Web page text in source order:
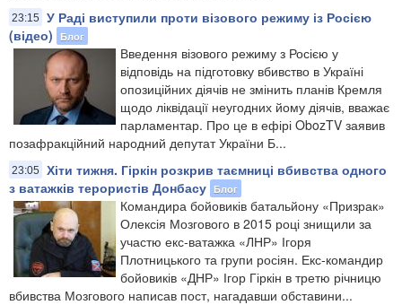
23:15
У Раді виступили проти візового режиму із Росією
(відео)
Блог
Введення візового режиму з Росією у
відповідь на підготовку вбивство в Україні
опозиційних діячів не змінить планів Кремля
щодо ліквідації неугодних йому діячів, вважає
парламентар. Про це в ефірі ObozTV заявив
позафракційний народний депутат України Б...
23:05
Хіти тижня. Гіркін розкрив таємниці вбивства одного
з ватажків терористів Донбасу Блог
Командира бойовиків батальйону «Призрак»
Олексія Мозгового в 2015 році знищили за
участю екс-ватажка «ЛНР» Ігоря
Плотницького та групи росіян. Екс-командир
бойовиків «ДНР» Ігор Гіркін в третю річницю
вбивства Мозгового написав пост, нагадавши обставини...